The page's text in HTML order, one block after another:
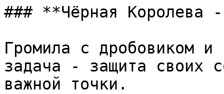
### **Чёрная Королева
Громила с дробовиком и
задача - защита своих
важной точки.